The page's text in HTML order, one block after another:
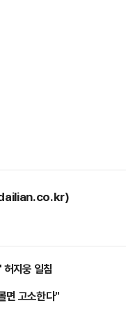
지웅 일침
면 고소한다"